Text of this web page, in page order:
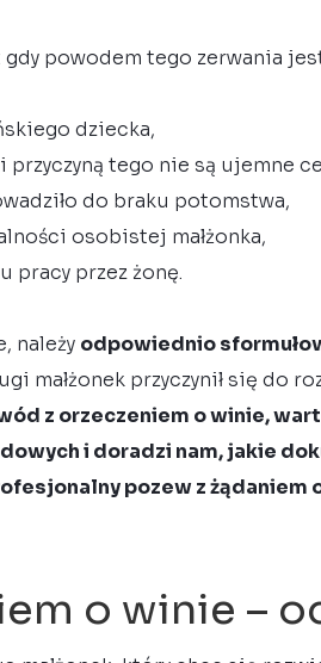
powodem tego zerwania
dziecka,
tego nie są ujemne
do braku potomstwa,
osobistej małżonka,
pracy przez żonę.
należy odpowiednio
małżonek przyczynił się do
z orzeczeniem o winie,
i doradzi nam, jakie
pozew z żądaniem
o winie –